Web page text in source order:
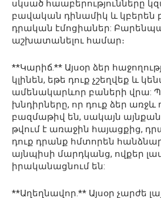
սկսած հաաբերությունները
բավական դինամիկ և
դրական էմոցիաներ:
աշխատանելու համար։
**Կարիճ.** Այսօր ձեր
կլինեն, եթե դուք չշեղվեք և
ամենակարևոր բաների վրա:
խնդիրները, որ դուք ձեր առջև
բազմաթիվ են, սակայն
թվում է առաջին հայացքից,
դուք դրանք հմտորեն
այնպիսի մարդկանց, ովքեր
իրականացնում են:
**Աղեղնավոր.** Այսօր չարժե